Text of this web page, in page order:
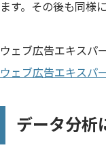
ます。その後も同様
ウェブ広告エキスパ
ウェブ広告エキスパ
データ分析